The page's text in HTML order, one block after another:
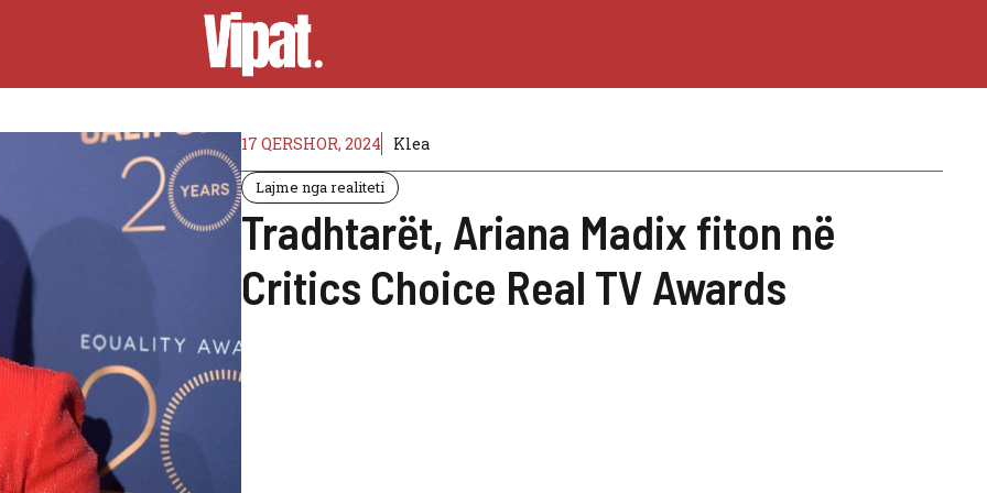
17 QERSHOR, 2024 Klea
Lajme nga realiteti
Tradhtarët, Ariana Madix fiton në
Critics Choice Real TV Awards